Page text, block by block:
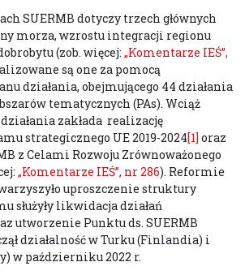
SUERMB dotyczy trzech głównych
morza, wzrostu integracji regionu
(zob. więcej: „Komentarze IEŚ”,
są one za pomocą
działania, obejmującego 44 działania
tematycznych (PAs). Wciąż
zakłada realizację
strategicznego UE 2019-2024[1] oraz
z Celami Rozwoju Zrównoważonego
„Komentarze IEŚ”, nr 286). Reformie
uproszczenie struktury
służyły likwidacja działań
utworzenie Punktu ds. SUERMB
działalność w Turku (Finlandia) i
w październiku 2022 r.